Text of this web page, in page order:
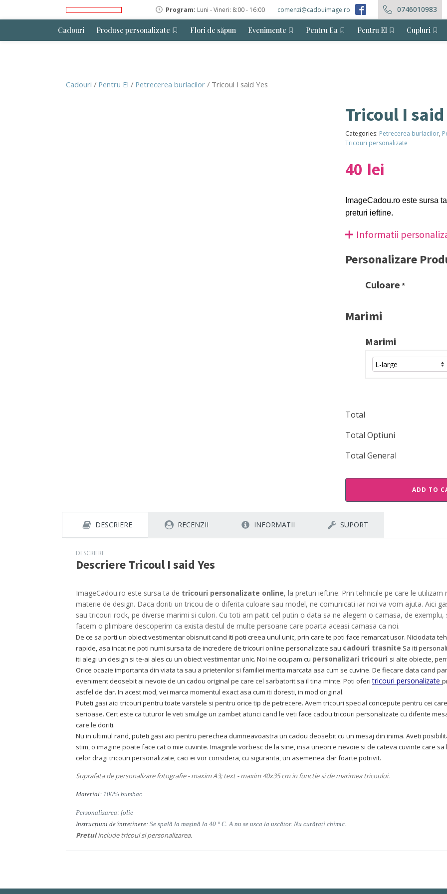
Program: Luni - Vineri: 8:00 - 16:00 comenzi@cadouimage.ro 0746010983
Cadouri Produse personalizate Flori de săpun Evenimente Pentru Ea Pentru El Cupluri
Cadouri / Pentru El / Petrecerea burlacilor / Tricoul I said Yes
Tricoul I said
Categories: Petrecerea burlacilor,
Tricouri personalizate
40 lei
ImageCadou.ro este sursa
preturi ieftine.
Informatii
Personalizare
Culoare *
Marimi
Marimi
Total
Total Optiuni
Total General
ADD TO
DESCRIERE RECENZII INFORMATII SUPORT
DESCRIERE
DescriereTricoul I said Yes
ImageCadou.ro este sursa ta de tricouri personalizate online, la preturi ieftine. Prin tehnicile pe care le
materie de design. Daca doriti un tricou de o diferita culoare sau model, ne comunicati iar noi va vom ajuta. Aici
sau tricouri rock, pe diverse marimi si culori. Cu toti am patit cel putin o data sa ne alegem o camasa, de
facem o plimbare descoperim ca exista destul de multe persoane care poarta aceasi camasa ca noi.
De ce sa porti un obiect vestimentar obisnuit cand iti poti creea unul unic, prin care te poti face remarcat usor. Niciodata
rapide, asa incat ne poti numi sursa ta de incredere de tricouri online personalizate sau cadouri trasnite Sa iti
iti alegi un design si te-ai ales cu un obiect vestimentar unic. Noi ne ocupam cu personalizari tricouri si alte obiecte,
Orice ocazie importanta din viata ta sau a prietenilor si familiei merita marcata asa cum se cuvine. De fiecare data cand
eveniment deosebit ai nevoie de un cadou original pe care cel sarbatorit sa il tina minte. Poti oferitricouri personalizate
astfel de dar. In acest mod, vei marca momentul exact asa cum iti doresti, in mod original.
Puteti gasi aici tricouri pentru toate varstele si pentru orice tip de petrecere. Avem tricouri special concepute pentru cei
serioase. Cert este ca tuturor le veti smulge un zambet atunci cand le veti face cadou tricouri personalizate cu diferite
care le doriti.
Nu in ultimul rand, puteti gasi aici pentru perechea dumneavoastra un cadou deosebit cu un mesaj din inima. Aveti
stim, o imagine poate face cat o mie cuvinte. Imaginile vorbesc de la sine, insa uneori e nevoie si de cateva cuvinte care
celor dragi tricouri personalizate, caci ei vor considera, cu siguranta, un asemenea dar foarte potrivit.
Suprafata de personalizare fotografie - maxim A3; text - maxim 40x35 cm in functie si de marimea tricoului.
Material: 100% bumbac
Personalizarea: folie
Instrucțiuni de întreținere: Se spală la mașină la 40 ° C. A nu se usca la uscător. Nu curățați chimic.
Pretulinclude tricoul si personalizarea.